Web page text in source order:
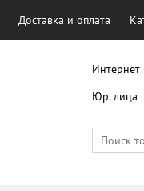
Доставка и оплата
Интернет
Юр. лица